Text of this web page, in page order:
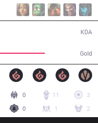
Gold
KDA
0 11
3
0
1 2